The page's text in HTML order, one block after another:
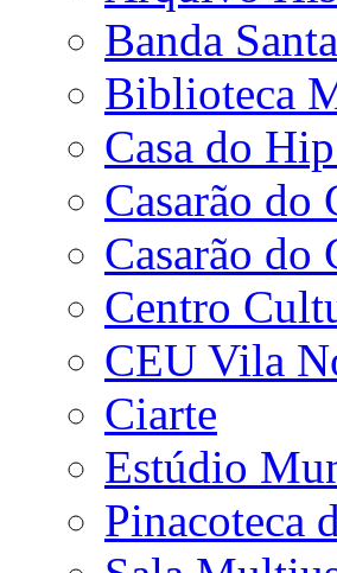
Banda
Biblioteca
Casa do
Casarão do
Casarão do
Centro
CEU Vila
Ciarte
Estúdio
Pinacoteca